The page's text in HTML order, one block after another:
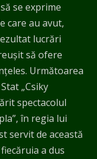
se exprime
care au avut,
lucrări
să ofere
Următoarea
„Csiky
spectacolul
în regia lui
servit de această
a dus